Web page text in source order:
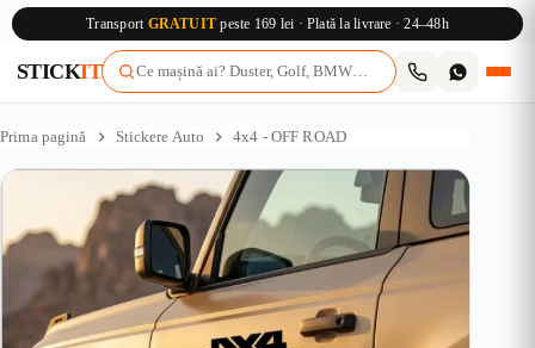
Transport GRATUIT peste 169 lei · Plată la livrare · 24–48h
STICKIT
la
Prima pagină Stickere Auto 4x4 - OFF ROAD